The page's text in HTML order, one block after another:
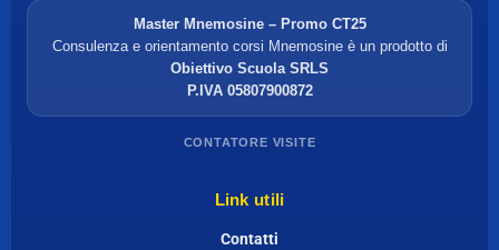
Master Mnemosine – Promo CT25
Consulenza e orientamento corsi Mnemosine è un prodotto di
Obiettivo Scuola SRLS
P.IVA 05807900872
CONTATORE VISITE
Link utili
Contatti